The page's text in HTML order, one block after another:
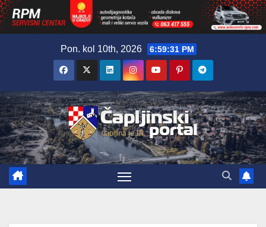
Pon. kol 10th, 2026 6:59:32 PM